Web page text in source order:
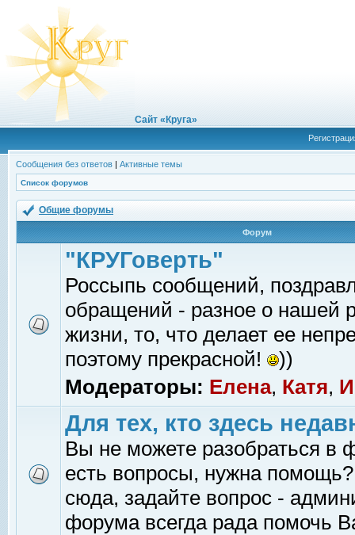
Сайт «Круга»
Сообщения без ответов | Активные темы
Список форумов
Общие форумы
Форум
"КРУГоверть"
Россыпь сообщений,
обращений - разное о нашей
жизни, то, что делает ее
поэтому прекрасной!
))
Модераторы: Елена, Катя,
Для тех, кто здесь
Вы не можете разобраться в
есть вопросы, нужна помощь?
сюда, задайте вопрос -
форума всегда рада помочь